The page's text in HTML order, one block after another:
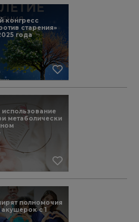
конгресс
старения»
года
метаболически
полномочия
с 1